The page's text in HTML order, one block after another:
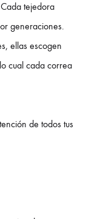
tejedora
generaciones.
ellas escogen
cual cada correa
de todos tus